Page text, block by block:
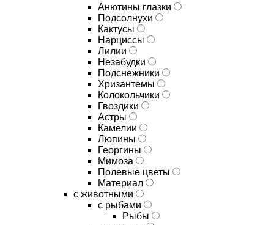
Анютины глазки
Подсолнухи
Кактусы
Нарциссы
Лилии
Незабудки
Подснежники
Хризантемы
Колокольчики
Гвоздики
Астры
Камелии
Люпины
Георгины
Мимоза
Полевые цветы
Материал
с животными
с рыбами
Рыбы